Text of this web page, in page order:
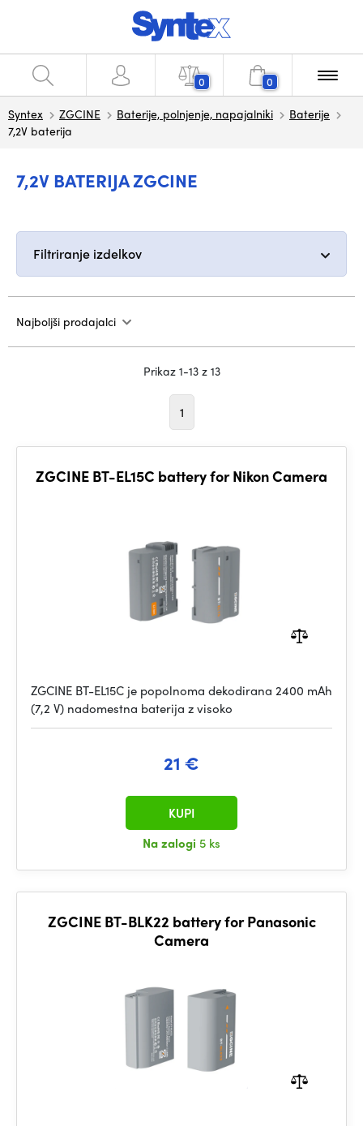
0 0
Syntex ZGCINE Baterije, polnjenje, napajalniki
Baterije
7,2V baterija
7,2V BATERIJA ZGCINE
Filtriranje izdelkov
Najboljši prodajalci
Prikaz 1-13 z 13
1
ZGCINE BT-EL15C battery for Nikon Camera
ZGCINE BT-EL15C je popolnoma dekodirana 2400 mAh
(7,2 V) nadomestna baterija z visoko
21 €
Na zalogi 5 ks
KUPI
ZGCINE BT-BLK22 battery for Panasonic
Camera